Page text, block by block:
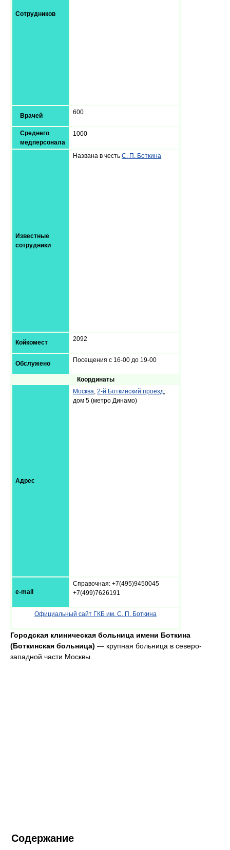
Сотрудников
Врачей 600
Среднего
медперсонала
1000
Известные
сотрудники
Названа в честьС. П. Боткина
Койкомест 2092
Обслужено Посещения с 16-00 до 19-00
Координаты
Адрес
Москва,2-й Боткинский проезд,
дом 5 (метро Динамо)
e-mail
Справочная: +7(495)9450045
+7(499)7626191
Официальный сайт ГКБ им. С. П. Боткина
Городская клиническая больница имени Боткина
(Боткинская больница) — крупная больница в северо-
западной части Москвы.
Содержание